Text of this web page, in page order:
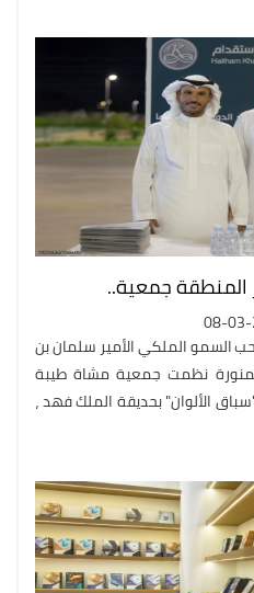
المنطقة جمعية..
08-
السمو الملكي الأمير سلمان بن
نظمت جمعية مشاة طيبة
الألوان" بحديقة الملك فهد ،